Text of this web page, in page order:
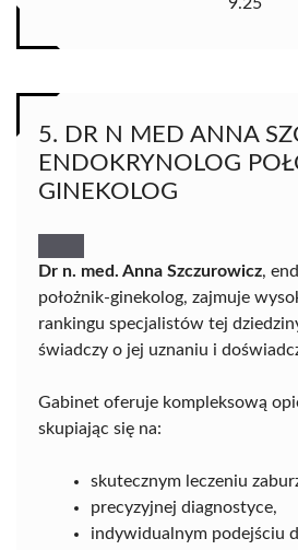
9.25
5. DR N MED ANNA
ENDOKRYNOLOG
GINEKOLOG
Dr n. med. Anna Szczurowicz,
położnik-ginekolog, zajmuje
rankingu specjalistów tej
świadczy o jej uznaniu i
Gabinet oferuje kompleksową
skupiając się na:
skutecznym leczeniu
precyzyjnej diagnostyce,
indywidualnym podejściu